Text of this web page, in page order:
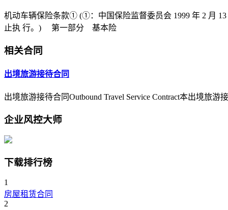
机动车辆保险条款① (①：中国保险监督委员会 1999 年 2 月
止执 行。) 第一部分 基本险
相关合同
出境旅游接待合同
出境旅游接待合同Outbound Travel Service Contract本出境旅游
企业风控大师
下载排行榜
1
房屋租赁合同
2